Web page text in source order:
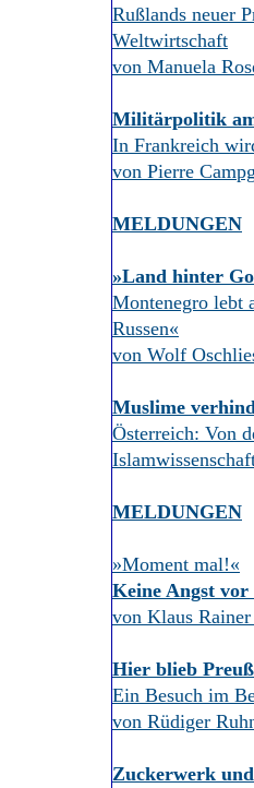
Rußlands neuer
Weltwirtschaft
von Manuela
Militärpolitik
In Frankreich
von Pierre
MELDUNGEN
»Land hinter
Montenegro lebt
Russen«
von Wolf
Muslime
Österreich: Von
MELDUNGEN
»Moment mal!«
Keine Angst vor
von Klaus
Hier blieb
Ein Besuch im
von Rüdiger
Zuckerwerk